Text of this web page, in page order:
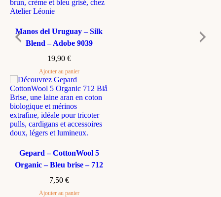
Manos del Uruguay – Silk
Blend – Adobe 9039
19,90 €
Ajouter au panier
Gepard – CottonWool 5
Organic – Bleu brise – 712
7,50 €
Ajouter au panier